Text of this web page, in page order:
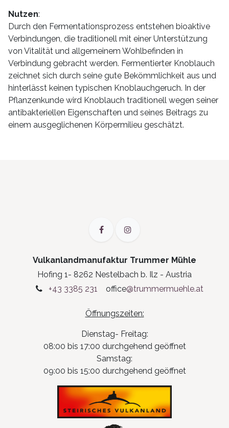
Nutzen:
Durch den Fermentationsprozess entstehen bioaktive
Verbindungen, die traditionell mit einer Unterstützung
von Vitalität und allgemeinem Wohlbefinden in
Verbindung gebracht werden. Fermentierter Knoblauch
zeichnet sich durch seine gute Bekömmlichkeit aus und
hinterlässt keinen typischen Knoblauchgeruch. In der
Pflanzenkunde wird Knoblauch traditionell wegen seiner
antibakteriellen Eigenschaften und seines Beitrags zu
einem ausgeglichenen Körpermilieu geschätzt.
Vulkanlandmanufaktur Trummer Mühle
Hofing 1- 8262 Nestelbach b. Ilz - Austria
+43 3385 231
office@trummermuehle.at
Öffnungszeiten:
Dienstag- Freitag:
08:00 bis 17:00 durchgehend geöffnet
Samstag:
09:00 bis 15:00 durchgehend geöffnet